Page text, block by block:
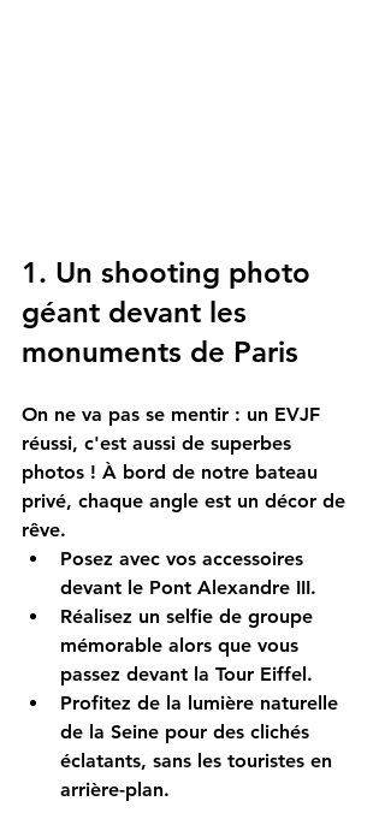
1. Un shooting photo
géant devant les
monuments de Paris
On ne va pas se mentir : un EVJF
réussi, c'est aussi de superbes
photos ! À bord de notre bateau
privé, chaque angle est un décor de
rêve.
Posez avec vos accessoires
devant le Pont Alexandre III.
Réalisez un selfie de groupe
mémorable alors que vous
passez devant la Tour Eiffel.
Profitez de la lumière naturelle
de la Seine pour des clichés
éclatants, sans les touristes en
arrière-plan.